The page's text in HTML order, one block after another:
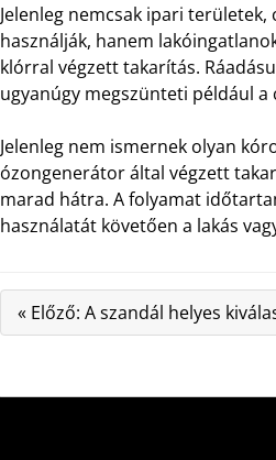
Jelenleg nemcsak ipari
használják, hanem
klórral végzett takarítás.
ugyanúgy megszünteti például
Jelenleg nem ismernek olyan
ózongenerátor által végzett
marad hátra. A folyamat
használatát követően a lakás
« Előző: A szandál helyes